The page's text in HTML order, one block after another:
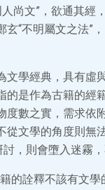
尚文”，欲通其經
“不明屬文之法”
學經典，具有虛
是作為古籍的經
數之實，需求依
文學的角度則無
，則會墮入迷霧，
的詮釋不該有文